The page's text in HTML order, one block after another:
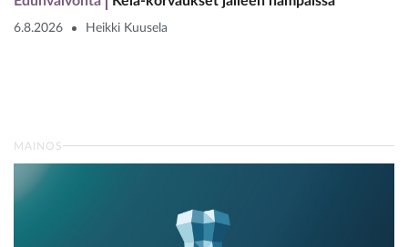
6.8.2026 Heikki Kuusela
MAINOS